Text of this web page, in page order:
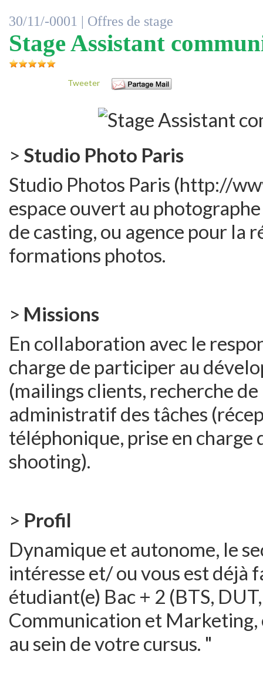
30/11/-0001 | Offres de stage
Stage Assistant
Tweeter
> Studio Photo Paris
Studio Photos Paris (http://
espace ouvert au
de casting, ou agence pour la
formations photos.
> Missions
En collaboration avec le
charge de participer au
(mailings clients, recherche
administratif des tâches
téléphonique, prise en charge
shooting).
> Profil
Dynamique et autonome, le
intéresse et/ ou vous est déjà
étudiant(e) Bac + 2 (BTS,
Communication et
au sein de votre cursus. "